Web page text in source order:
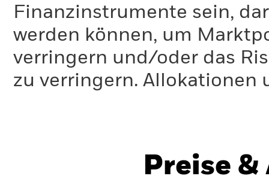
Finanzinstrumente sein,
werden können, um
verringern und/oder das
zu verringern. Allokationen
Preise